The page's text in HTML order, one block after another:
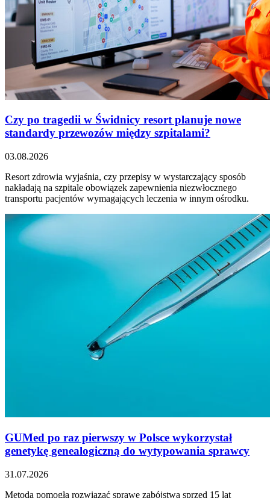
Czy po tragedii w Świdnicy resort planuje nowe
standardy przewozów między szpitalami?
03.08.2026
Resort zdrowia wyjaśnia, czy przepisy w wystarczający sposób
nakładają na szpitale obowiązek zapewnienia niezwłocznego
transportu pacjentów wymagających leczenia w innym ośrodku.
GUMed po raz pierwszy w Polsce wykorzystał
genetykę genealogiczną do wytypowania sprawcy
31.07.2026
Metoda pomogła rozwiązać sprawę zabójstwa sprzed 15 lat